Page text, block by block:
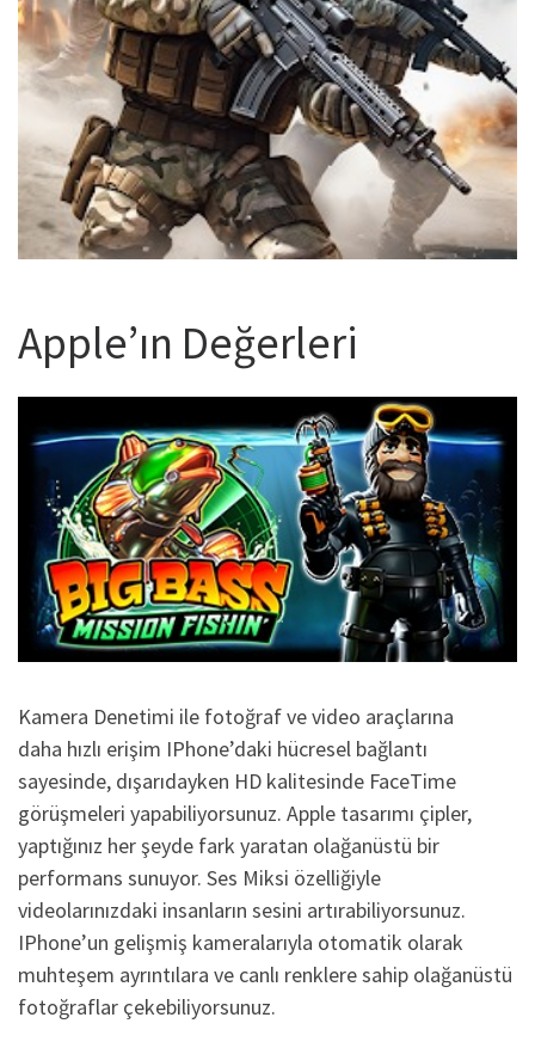
Apple’ın Değerleri
Kamera Denetimi ile fotoğraf ve video araçlarına
daha hızlı erişim IPhone’daki hücresel bağlantı
sayesinde, dışarıdayken HD kalitesinde FaceTime
görüşmeleri yapabiliyorsunuz. Apple tasarımı çipler,
yaptığınız her şeyde fark yaratan olağanüstü bir
performans sunuyor. Ses Miksi özelliğiyle
videolarınızdaki insanların sesini artırabiliyorsunuz.
IPhone’un gelişmiş kameralarıyla otomatik olarak
muhteşem ayrıntılara ve canlı renklere sahip olağanüstü
fotoğraflar çekebiliyorsunuz.